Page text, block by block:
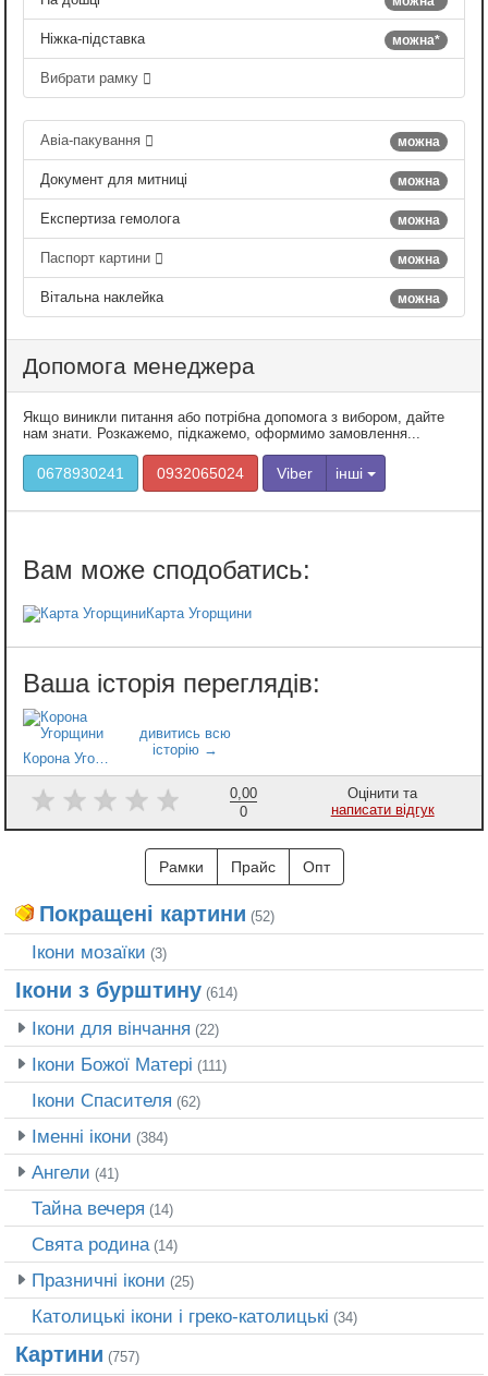
можна*
Ніжка-підставка
Вибрати рамку
можна
Авіа-пакування
можна
Документ для митниці
можна
Експертиза гемолога
можна
Паспорт картини
можна
Вітальна наклейка
Допомога менеджера
Якщо виникли питання або потрібна допомога з вибором, дайте
нам знати. Розкажемо, підкажемо, оформимо замовлення...
0678930241 0932065024 Viber інші
Карта Угорщини
0,00
0
Оцінити та
написати відгук
Рамки Прайс Опт
Покращені картини (52)
Ікони мозаїки (3)
Ікони з бурштину (614)
Ікони для вінчання (22)
Ікони Божої Матері (111)
Ікони Спасителя (62)
Іменні ікони (384)
Ангели (41)
Тайна вечеря (14)
Свята родина (14)
Празничні ікони (25)
Католицькі ікони і греко-католицькі (34)
Картини (757)